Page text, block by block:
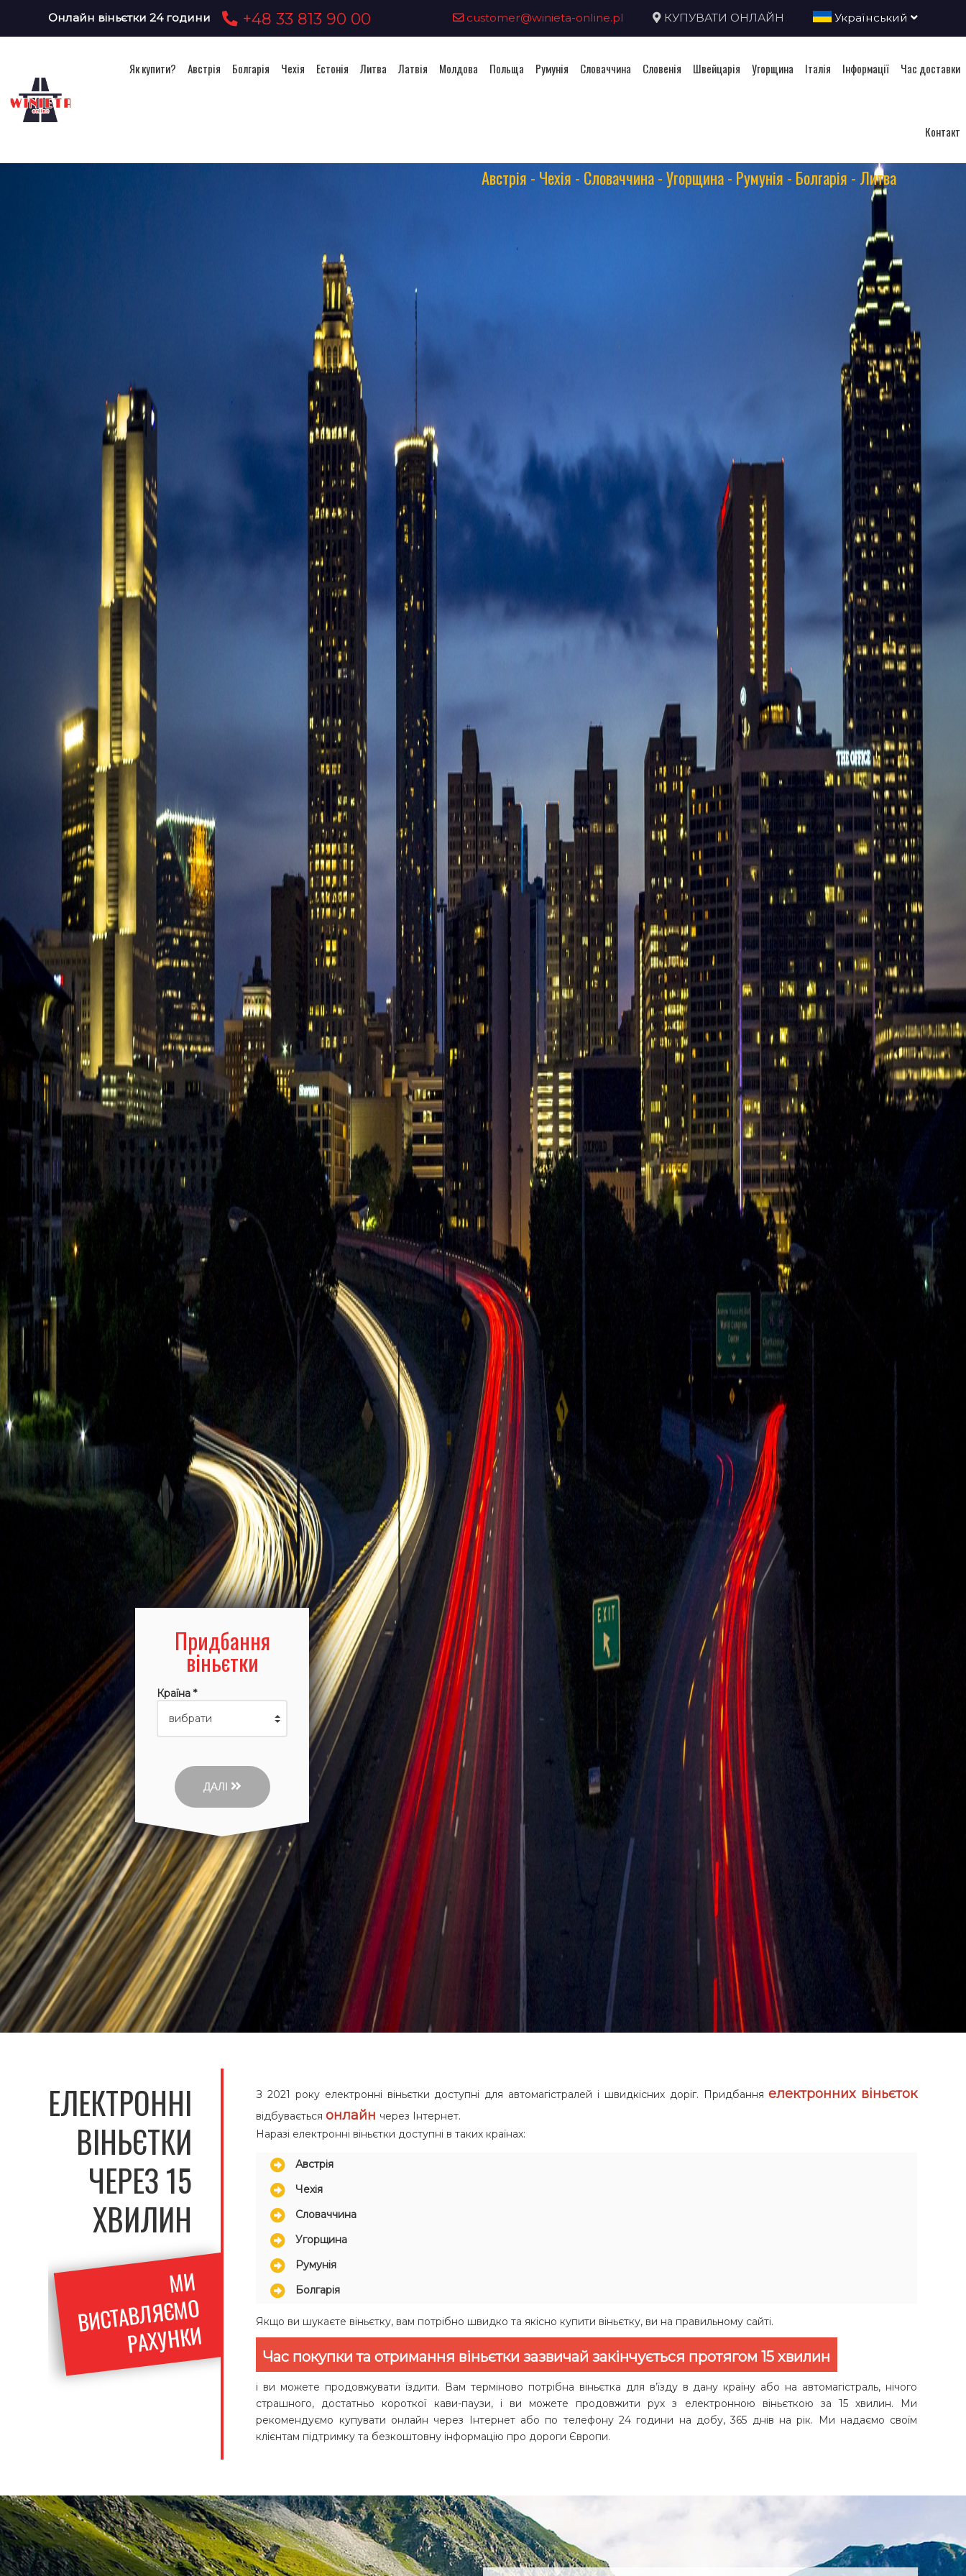
Онлайн віньєтки 24 години +48 33 813 90 00 customer@winieta-online.pl КУПУВАТИ ОНЛАЙН Український
Як купити? Австрія Болгарія Чехія Естонія Литва Латвія Молдова Польща Румунія Словаччина Словенія Швейцарія Угорщина Італія Інформації Час доставки
Контакт
Австрія - Чехія - Словаччина - Угорщина - Румунія - Болгарія - Литва
Придбання
віньєтки
Країна *
ДАЛІ
ЕЛЕКТРОННІ
ВІНЬЄТКИ
ЧЕРЕЗ 15
ХВИЛИН
МИ
ВИСТАВ
ЛЯЄ
МО
РАХУ
НКИ
З 2021 року електронні віньєтки доступні для автомагістралей і швидкісних доріг. Придбанняелектронних віньєток
відбуваєтьсяонлайн через Інтернет.
Наразі електронні віньєтки доступні в таких країнах:
Австрія
Чехія
Словаччина
Угорщина
Румунія
Болгарія
Якщо ви шукаєте віньєтку, вам потрібно швидко та якісно купити віньєтку, ви на правильному сайті.
Час покупки та отримання віньєтки зазвичай закінчується протягом 15 хвилин
і ви можете продовжувати їздити. Вам терміново потрібна віньєтка для в’їзду в дану країну або на автомагістраль, нічого
страшного, достатньо короткої кави-паузи, і ви можете продовжити рух з електронною віньєткою за 15 хвилин. Ми
рекомендуємо купувати онлайн через Інтернет або по телефону 24 години на добу, 365 днів на рік. Ми надаємо своїм
клієнтам підтримку та безкоштовну інформацію про дороги Європи.